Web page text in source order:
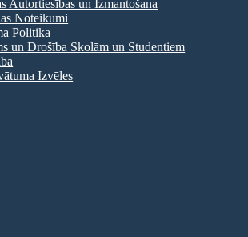
Autortiesības un Izmantošana
Noteikumi
Politika
un Drošība Skolām un Studentiem
Izvēles